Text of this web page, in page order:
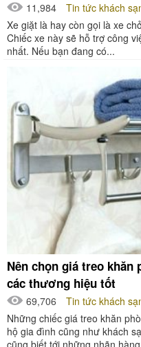
11,984
Tin tức khách
Xe giặt là hay còn gọi là xe
Chiếc xe này sẽ hỗ trợ công
nhất. Nếu bạn đang có...
Nên chọn giá treo khăn
các thương hiệu tốt
69,706
Tin tức khách
Những chiếc giá treo khăn
hộ gia đình cũng như khách